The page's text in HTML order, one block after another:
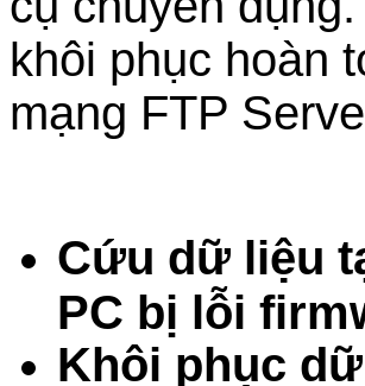
khôi phục hoàn
mạng FTP
Cứu dữ liệu
PC bị lỗi
Khôi phục